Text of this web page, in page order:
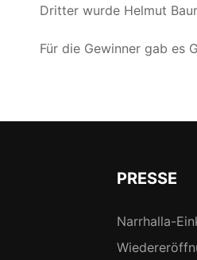
Dritter wurde Helmut
Für die Gewinner gab es
PRESSE
Narrhalla-